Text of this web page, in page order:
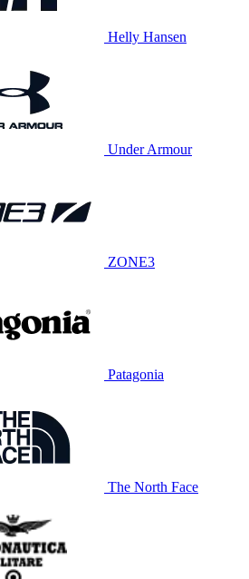
Helly Hansen
Under Armour
ZONE3
Patagonia
The North Face